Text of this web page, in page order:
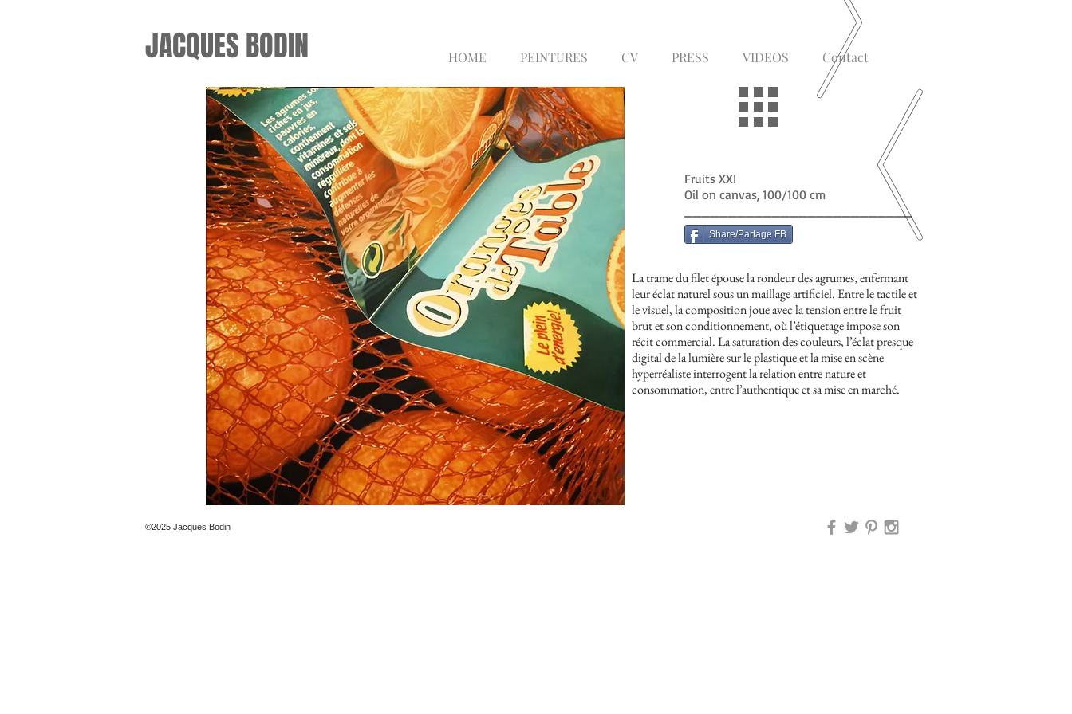
JACQUES BODIN​ HOME PEINTURES CV PRESS VIDEOS Contact
Fruits XXI
Oil on canvas, 100/100 cm
__________________________
Share/Partage FB
La trame du filet épouse la rondeur des agrumes, enfermant
leur éclat naturel sous un maillage artificiel. Entre le tactile et
le visuel, la composition joue avec la tension entre le fruit
brut et son conditionnement, où l’étiquetage impose son
récit commercial. La saturation des couleurs, l’éclat presque
digital de la lumière sur le plastique et la mise en scène
hyperréaliste interrogent la relation entre nature et
consommation, entre l’authentique et sa mise en marché.
©2025 Jacques Bodin